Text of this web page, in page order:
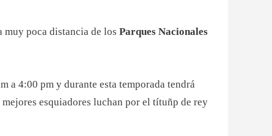
muy poca distancia de los Parques Nacionales
a 4:00 pm y durante esta temporada tendrá
esquiadores luchan por el títuñp de rey